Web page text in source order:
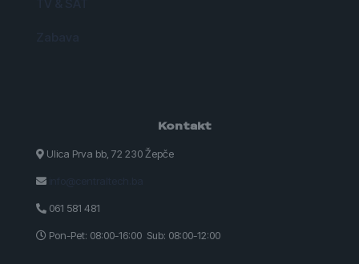
Kontakt
Ulica Prva bb, 72 230 Žepče
061 581 481
Pon-Pet: 08:00-16:00 Sub: 08:00-12:00